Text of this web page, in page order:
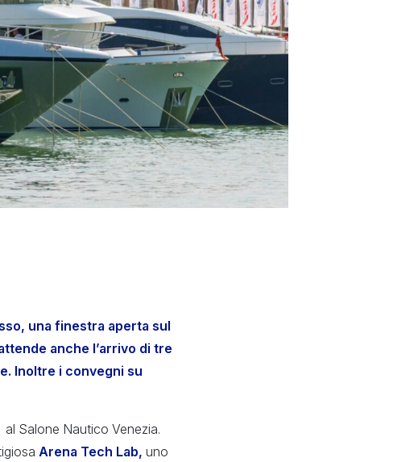
una finestra aperta sul
anche l’arrivo di tre
Inoltre i convegni su
Salone Nautico Venezia.
Arena Tech Lab, uno